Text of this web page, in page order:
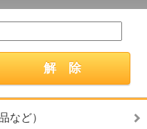
など）